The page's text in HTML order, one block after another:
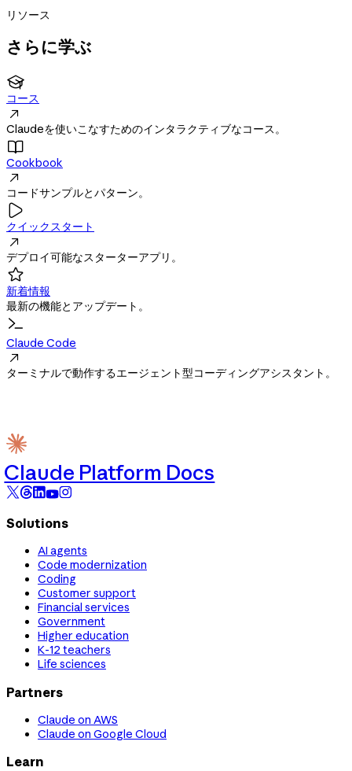
リソース
さらに学ぶ

コース

Claudeを使いこなすためのインタラクティブなコース。

Cookbook

コードサンプルとパターン。

クイックスタート

デプロイ可能なスターターアプリ。

新着情報
最新の機能とアップデート。
Claude Code

ターミナルで動作するエージェント型コーディングアシスタント。
Claude Platform Docs
Solutions
AI agents
Code modernization
Coding
Customer support
Financial services
Government
Higher education
K-12 teachers
Life sciences
Partners
Claude on AWS
Claude on Google Cloud
Learn